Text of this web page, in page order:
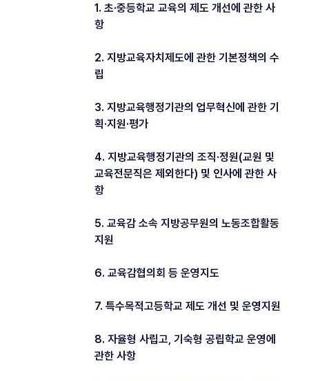
1. 초·중등학교 교육의 제도 개선에 관한 사
항
2. 지방교육자치제도에 관한 기본정책의 수
립
3. 지방교육행정기관의 업무혁신에 관한 기
획·지원·평가
4. 지방교육행정기관의 조직·정원(교원 및
교육전문직은 제외한다) 및 인사에 관한 사
항
5. 교육감 소속 지방공무원의 노동조합활동
지원
6. 교육감협의회 등 운영지도
7. 특수목적고등학교 제도 개선 및 운영지원
8. 자율형 사립고, 기숙형 공립학교 운영에
관한 사항